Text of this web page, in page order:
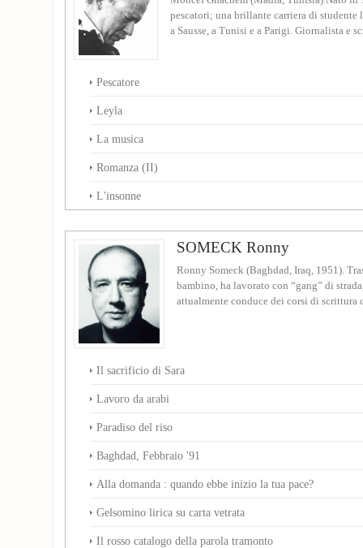
pescatori; una brillante carriera di studente
a Sausse, a Tunisi e a Parigi. Giornalista e
Pescatore
Leyla
La musica
Romanza (II)
L'insonne
SOMECK Ronny
Ronny Someck (Baghdad, Iraq, 1951).
bambino, ha lavorato con “gang” di
attualmente conduce dei corsi di scrittura
Il sacrificio di Sara
Lavoro da arabi
Paradiso del riso
Baghdad, Febbraio '91
Alla domanda : quando ebbe inizio la tua pace?
Gelsomino lirica su carta vetrata
Il rosso catalogo della parola tramonto